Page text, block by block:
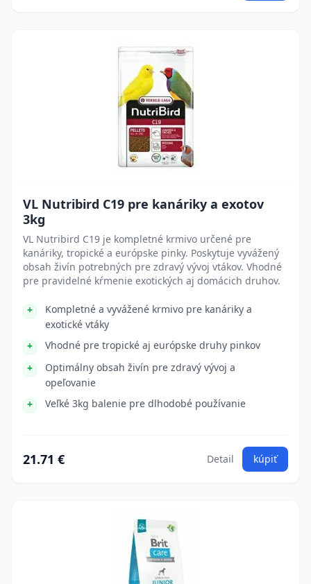
VL Nutribird C19 pre kanáriky a exotov
3kg
VL Nutribird C19 je kompletné krmivo určené pre
kanáriky, tropické a európske pinky. Poskytuje vyvážený
obsah živín potrebných pre zdravý vývoj vtákov. Vhodné
pre pravidelné kŕmenie exotických aj domácich druhov.
Kompletné a vyvážené krmivo pre kanáriky a
exotické vtáky
Vhodné pre tropické aj európske druhy pinkov
Optimálny obsah živín pre zdravý vývoj a
opeľovanie
Veľké 3kg balenie pre dlhodobé používanie
21.71 € Detail kúpiť